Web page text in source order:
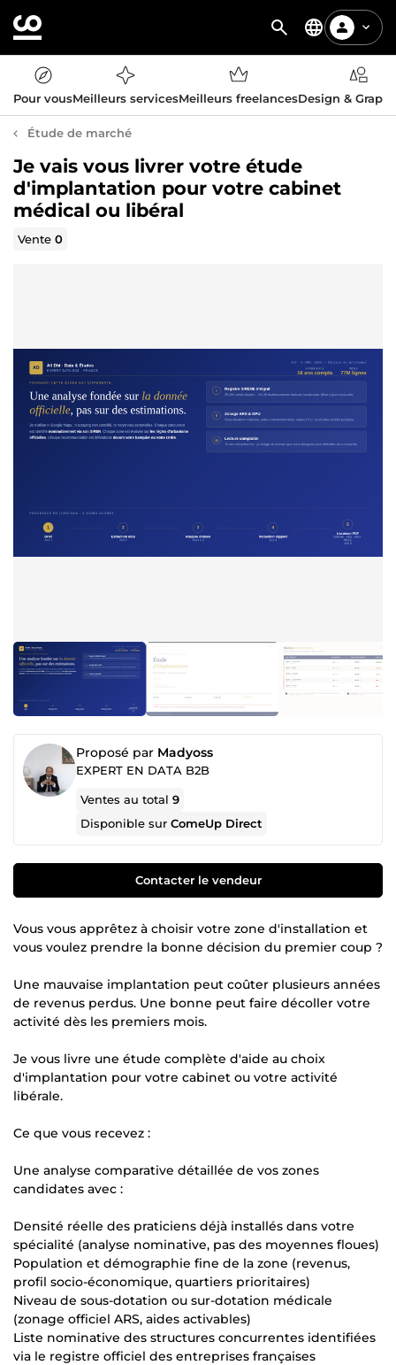
Pour vousMeilleurs servicesMeilleurs freelancesDesign &
Étude de marché
Je vais vous livrer votre étude
d'implantation pour votre cabinet
médical ou libéral
Vente0
Proposé par Madyoss
EXPERT EN DATA B2B
Ventes au total9
Disponible surComeUp Direct
Contacter le vendeur
Vous vous apprêtez à choisir votre zone d'installation et
vous voulez prendre la bonne décision du premier coup ?
Une mauvaise implantation peut coûter plusieurs années
de revenus perdus. Une bonne peut faire décoller votre
activité dès les premiers mois.
Je vous livre une étude complète d'aide au choix
d'implantation pour votre cabinet ou votre activité
libérale.
Ce que vous recevez :
Une analyse comparative détaillée de vos zones
candidates avec :
Densité réelle des praticiens déjà installés dans votre
spécialité (analyse nominative, pas des moyennes floues)
Population et démographie fine de la zone (revenus,
profil socio-économique, quartiers prioritaires)
Niveau de sous-dotation ou sur-dotation médicale
(zonage officiel ARS, aides activables)
Liste nominative des structures concurrentes identifiées
via le registre officiel des entreprises françaises